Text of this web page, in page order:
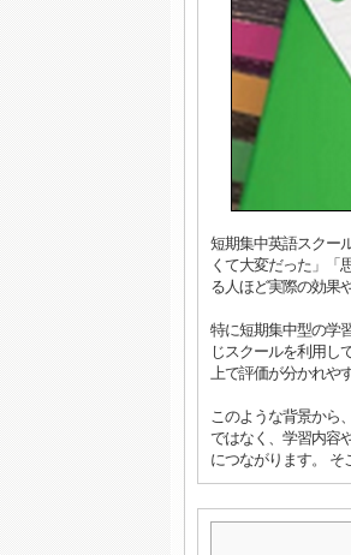
短期集中英語スクー
くて大変だった」「
る人ほど実際の効果
特に短期集中型の学
じスクールを利用し
上で評価が分かれや
このような背景から
ではなく、学習内容
につながります。 そ